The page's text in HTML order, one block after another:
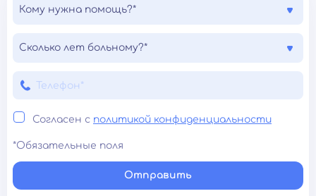
Кому нужна помощь?*
Сколько лет больному?*
Согласен с политикой конфиденциальности
*Обязательные поля
Отправить